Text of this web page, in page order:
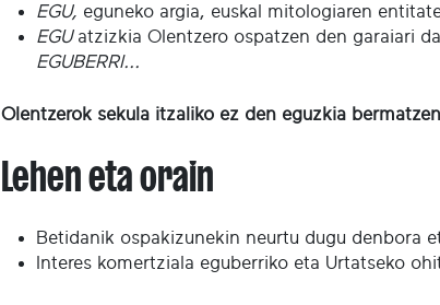
EGU, eguneko argia, euskal mitologiaren
EGUatzizkia Olentzero ospatzen den garaiari
EGUBERRI...
Olentzerok sekula itzaliko ez den eguzkia
Lehen eta orain
Betidanik ospakizunekin neurtu dugu denbora
Interes komertziala eguberriko eta Urtatseko